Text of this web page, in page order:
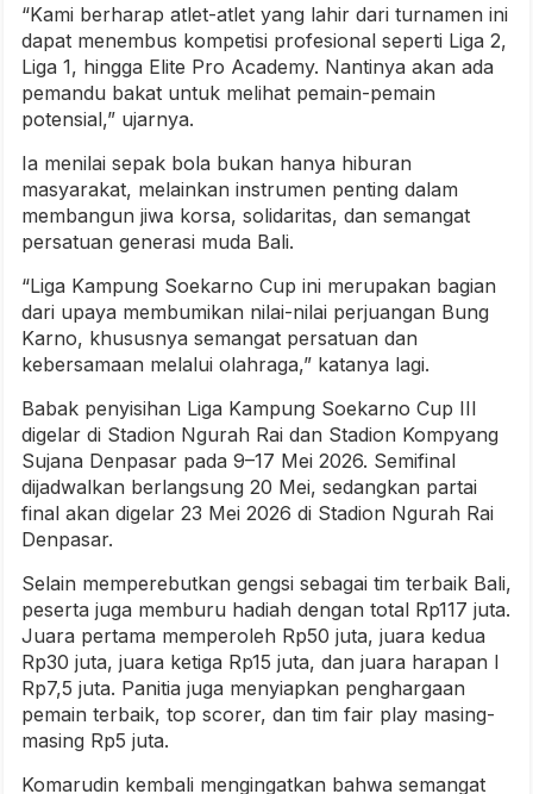
“Kami berharap atlet-atlet yang lahir dari turnamen ini
dapat menembus kompetisi profesional seperti Liga 2,
Liga 1, hingga Elite Pro Academy. Nantinya akan ada
pemandu bakat untuk melihat pemain-pemain
potensial,” ujarnya.
Ia menilai sepak bola bukan hanya hiburan
masyarakat, melainkan instrumen penting dalam
membangun jiwa korsa, solidaritas, dan semangat
persatuan generasi muda Bali.
“Liga Kampung Soekarno Cup ini merupakan bagian
dari upaya membumikan nilai-nilai perjuangan Bung
Karno, khususnya semangat persatuan dan
kebersamaan melalui olahraga,” katanya lagi.
Babak penyisihan Liga Kampung Soekarno Cup III
digelar di Stadion Ngurah Rai dan Stadion Kompyang
Sujana Denpasar pada 9–17 Mei 2026. Semifinal
dijadwalkan berlangsung 20 Mei, sedangkan partai
final akan digelar 23 Mei 2026 di Stadion Ngurah Rai
Denpasar.
Selain memperebutkan gengsi sebagai tim terbaik Bali,
peserta juga memburu hadiah dengan total Rp117 juta.
Juara pertama memperoleh Rp50 juta, juara kedua
Rp30 juta, juara ketiga Rp15 juta, dan juara harapan I
Rp7,5 juta. Panitia juga menyiapkan penghargaan
pemain terbaik, top scorer, dan tim fair play masing-
masing Rp5 juta.
Komarudin kembali mengingatkan bahwa semangat